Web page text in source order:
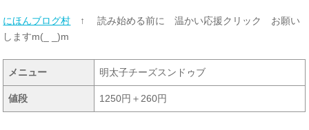
にほんブログ村 ↑ 読み始める前に 温かい応援クリック お願い
しますm(_ _)m
メニュー 明太子チーズスンドゥブ
値段 1250円＋260円